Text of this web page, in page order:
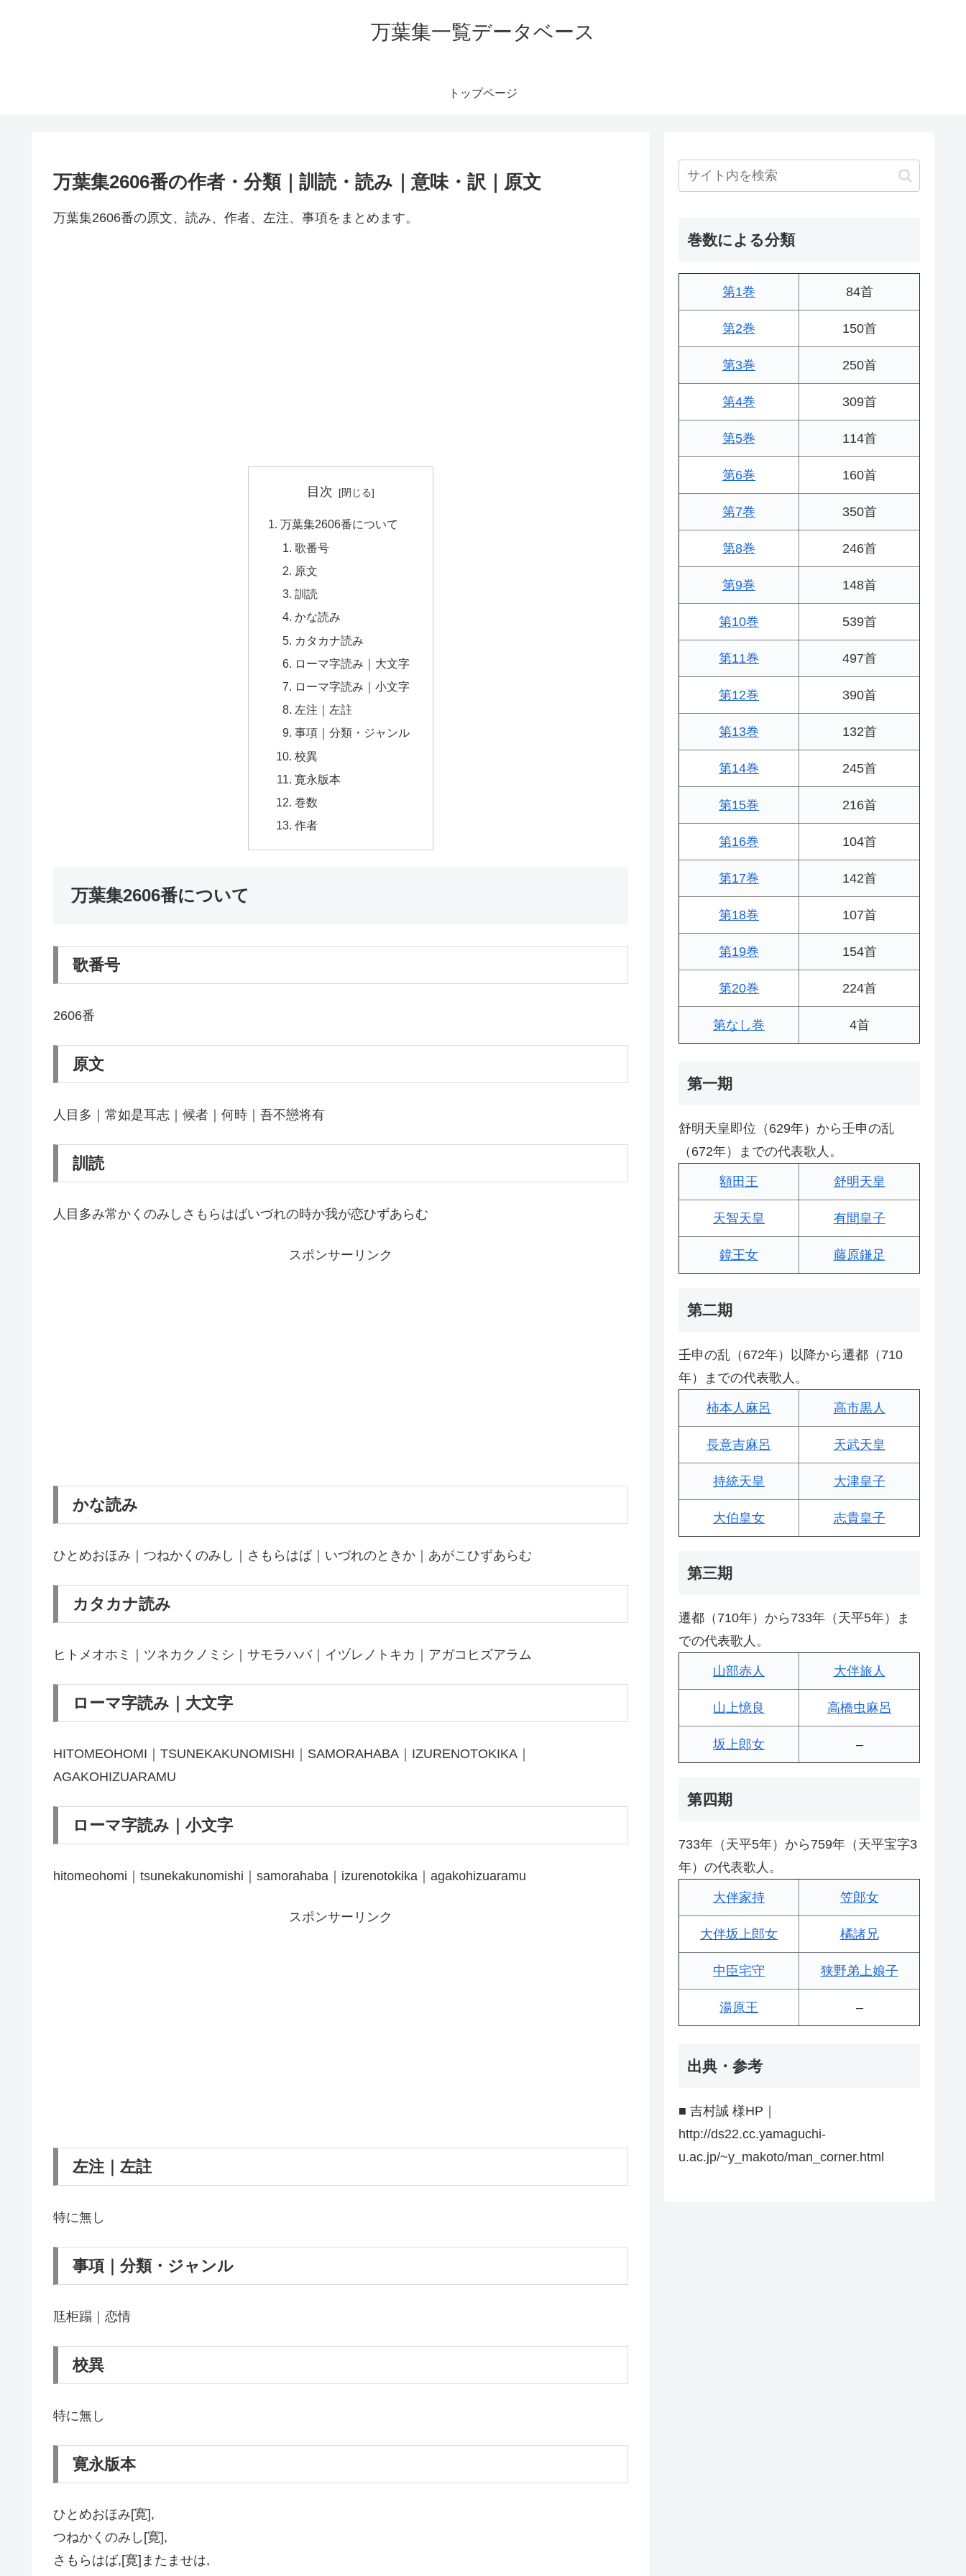
万葉集一覧データベース
トップページ
万葉集2606番の作者・分類｜訓読・読み｜意味・訳｜原文
万葉集2606番の原文、読み、作者、左注、事項をまとめます。
目次
万葉集2606番について
歌番号
原文
訓読
かな読み
カタカナ読み
ローマ字読み｜大文字
ローマ字読み｜小文字
左注｜左註
事項｜分類・ジャンル
校異
寛永版本
巻数
作者
万葉集2606番について
歌番号
2606番
原文
人目多｜常如是耳志｜候者｜何時｜吾不戀将有
訓読
人目多み常かくのみしさもらはばいづれの時か我が恋ひずあらむ
スポンサーリンク
かな読み
ひとめおほみ｜つねかくのみし｜さもらはば｜いづれのときか｜あがこひずあらむ
カタカナ読み
ヒトメオホミ｜ツネカクノミシ｜サモラハバ｜イヅレノトキカ｜アガコヒズアラム
ローマ字読み｜大文字
HITOMEOHOMI｜TSUNEKAKUNOMISHI｜SAMORAHABA｜IZURENOTOKIKA｜
AGAKOHIZUARAMU
ローマ字読み｜小文字
hitomeohomi｜tsunekakunomishi｜samorahaba｜izurenotokika｜agakohizuaramu
スポンサーリンク
左注｜左註
特に無し
事項｜分類・ジャンル
尫柜蹋｜恋情
校異
特に無し
寛永版本
ひとめおほみ[寛],
つねかくのみし[寛],
さもらはば,[寛]またませは,
巻数による分類
第1巻 84首
第2巻 150首
第3巻 250首
第4巻 309首
第5巻 114首
第6巻 160首
第7巻 350首
第8巻 246首
第9巻 148首
第10巻 539首
第11巻 497首
第12巻 390首
第13巻 132首
第14巻 245首
第15巻 216首
第16巻 104首
第17巻 142首
第18巻 107首
第19巻 154首
第20巻 224首
第なし巻 4首
第一期
舒明天皇即位（629年）から壬申の乱
（672年）までの代表歌人。
額田王 舒明天皇
天智天皇 有間皇子
鏡王女 藤原鎌足
第二期
壬申の乱（672年）以降から遷都（710
年）までの代表歌人。
柿本人麻呂 高市黒人
長意吉麻呂 天武天皇
持統天皇 大津皇子
大伯皇女 志貴皇子
第三期
遷都（710年）から733年（天平5年）ま
での代表歌人。
山部赤人 大伴旅人
山上憶良 高橋虫麻呂
坂上郎女 –
第四期
733年（天平5年）から759年（天平宝字3
年）の代表歌人。
大伴家持 笠郎女
大伴坂上郎女 橘諸兄
中臣宅守 狭野弟上娘子
湯原王 –
出典・参考
■ 吉村誠 様HP｜
http://ds22.cc.yamaguchi-
u.ac.jp/~y_makoto/man_corner.html